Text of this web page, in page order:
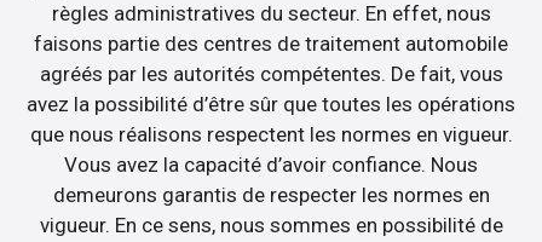
règles administratives du secteur. En effet, nous
faisons partie des centres de traitement automobile
agréés par les autorités compétentes. De fait, vous
avez la possibilité d’être sûr que toutes les opérations
que nous réalisons respectent les normes en vigueur.
Vous avez la capacité d’avoir confiance. Nous
demeurons garantis de respecter les normes en
vigueur. En ce sens, nous sommes en possibilité de